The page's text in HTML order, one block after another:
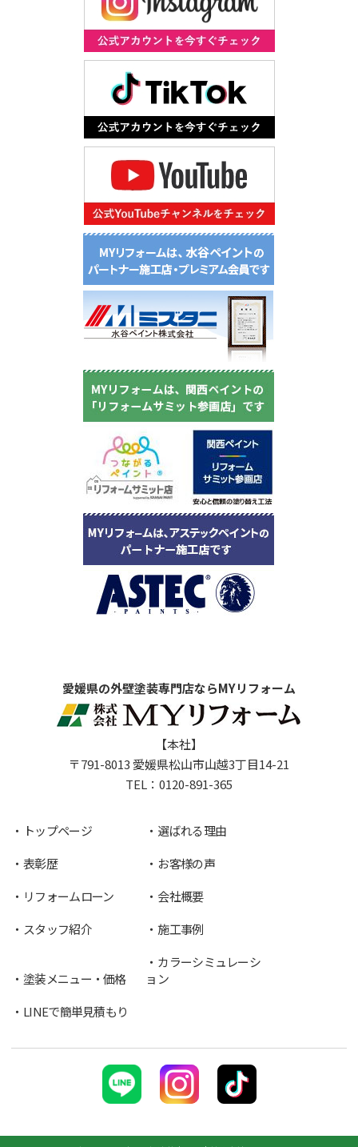
愛媛県の外壁塗装専門店ならMYリフォーム
【本社】
〒791-8013 愛媛県松山市山越3丁目14-21
TEL： 0120-891-365
トップページ
選ばれる理由
表彰歴
お客様の声
リフォームローン
会社概要
スタッフ紹介
施工事例
塗装メニュー・価格
カラーシミュレーシ
ョン
LINEで簡単見積もり